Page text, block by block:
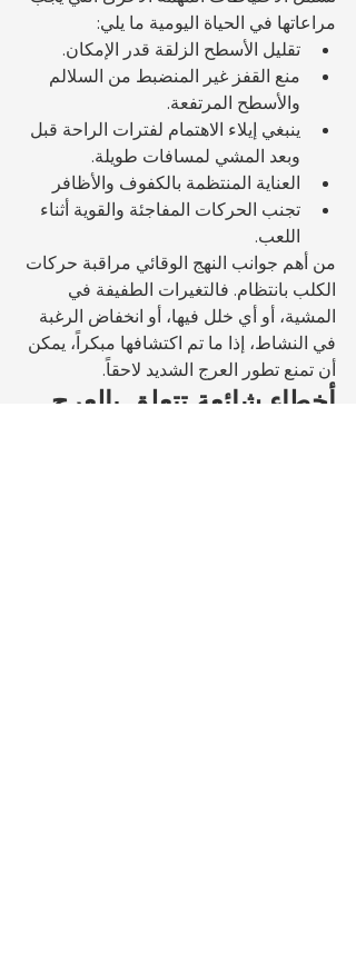
مراعاتها في الحياة اليومية ما يلي:
تقليل الأسطح الزلقة قدر الإمكان.
منع القفز غير المنضبط من السلالم
والأسطح المرتفعة.
ينبغي إيلاء الاهتمام لفترات الراحة قبل
وبعد المشي لمسافات طويلة.
العناية المنتظمة بالكفوف والأظافر
تجنب الحركات المفاجئة والقوية أثناء
اللعب.
من أهم جوانب النهج الوقائي مراقبة حركات
الكلب بانتظام. فالتغيرات الطفيفة في
المشية، أو أي خلل فيها، أو انخفاض الرغبة
في النشاط، إذا ما تم اكتشافها مبكراً، يمكن
أن تمنع تطور العرج الشديد لاحقاً.
أخطاء شائعة تتعلق بالعرج